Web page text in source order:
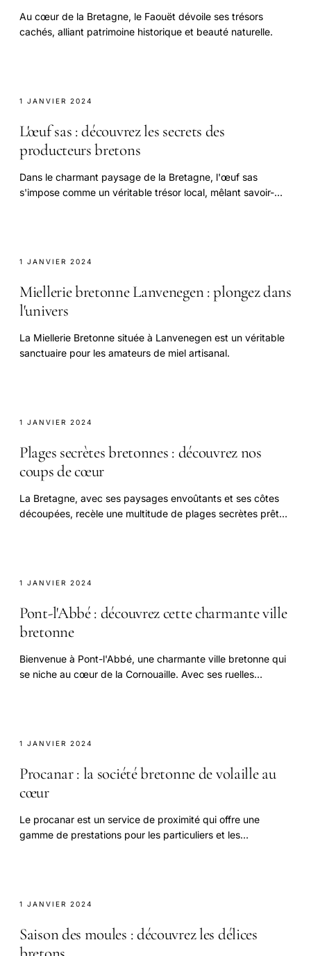
Au cœur de la Bretagne, le Faouët dévoile ses trésors
cachés, alliant patrimoine historique et beauté naturelle.
1 JANVIER 2024
L'œuf sas : découvrez les secrets des
producteurs bretons
Dans le charmant paysage de la Bretagne, l'œuf sas
s'impose comme un véritable trésor local, mêlant savoir-
1 JANVIER 2024
Miellerie bretonne Lanvenegen : plongez dans
l'univers
La Miellerie Bretonne située à Lanvenegen est un véritable
sanctuaire pour les amateurs de miel artisanal.
1 JANVIER 2024
Plages secrètes bretonnes : découvrez nos
coups de cœur
La Bretagne, avec ses paysages envoûtants et ses côtes
découpées, recèle une multitude de plages secrètes prêtes
1 JANVIER 2024
Pont-l'Abbé : découvrez cette charmante ville
bretonne
Bienvenue à Pont-l'Abbé, une charmante ville bretonne qui
se niche au cœur de la Cornouaille. Avec ses ruelles
1 JANVIER 2024
Procanar : la société bretonne de volaille au
cœur
Le procanar est un service de proximité qui offre une
gamme de prestations pour les particuliers et les
1 JANVIER 2024
Saison des moules : découvrez les délices